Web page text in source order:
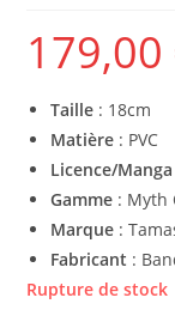
179,00
Taille : 18cm
Matière : PVC
Licence/Manga
Gamme : Myth
Marque :
Fabricant :
Rupture de stock